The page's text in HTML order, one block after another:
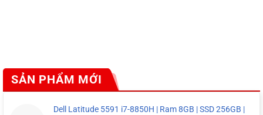
SẢN PHẨM MỚI
Dell Latitude 5591 i7-8850H | Ram 8GB | SSD 256GB |